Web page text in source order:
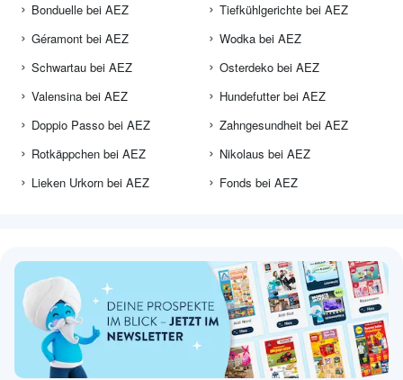
Bonduelle bei AEZ
Géramont bei AEZ
Schwartau bei AEZ
Valensina bei AEZ
Doppio Passo bei AEZ
Rotkäppchen bei AEZ
Lieken Urkorn bei AEZ
Tiefkühlgerichte bei AEZ
Wodka bei AEZ
Osterdeko bei AEZ
Hundefutter bei AEZ
Zahngesundheit bei AEZ
Nikolaus bei AEZ
Fonds bei AEZ